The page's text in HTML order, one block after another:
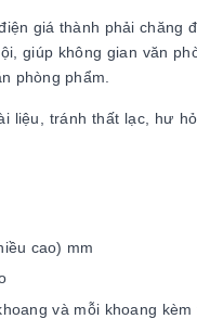
giá thành phải chăng
giúp không gian văn
phòng phẩm.
tránh thất lạc, hư
cao) mm
và mỗi khoang